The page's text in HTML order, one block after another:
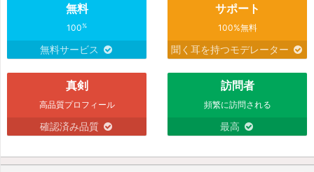
無料
100%
無料サービス
サポート
100%無料
聞く耳を持つモデレーター
真剣
高品質プロフィール
確認済み品質
訪問者
頻繁に訪問される
最高